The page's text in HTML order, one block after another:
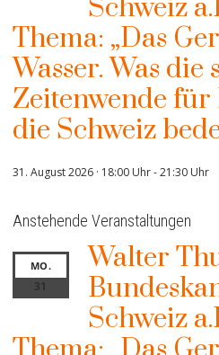
Schweiz
Thema: „Das
Wasser. Was die
Zeitenwende
die Schweiz
31. August 2026 · 18:00 Uhr-21:30 Uhr
Anstehende Veranstaltungen
MO.
31
Walter
Schweiz